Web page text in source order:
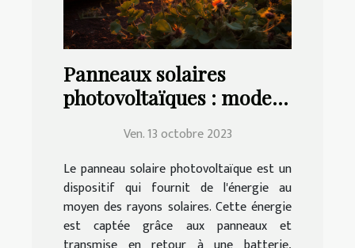
Panneaux solaires
photovoltaïques : mode
d'entretienVen. 13 octobre 2023
Le panneau solaire photovoltaïque est un
dispositif qui fournit de l'énergie au
moyen des rayons solaires. Cette énergie
est captée grâce aux panneaux et